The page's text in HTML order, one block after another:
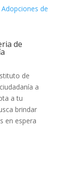
de
de
a
a tu
brindar
en espera